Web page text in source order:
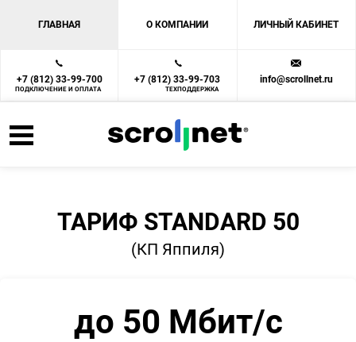
ГЛАВНАЯ О КОМПАНИИ ЛИЧНЫЙ КАБИНЕТ
+7 (812) 33-99-700
ПОДКЛЮЧЕНИЕ И ОПЛАТА
+7 (812) 33-99-703
ТЕХПОДДЕРЖКА
info@scrollnet.ru
ТАРИФ STANDARD 50
(КП Яппиля)
до 50 Мбит/с